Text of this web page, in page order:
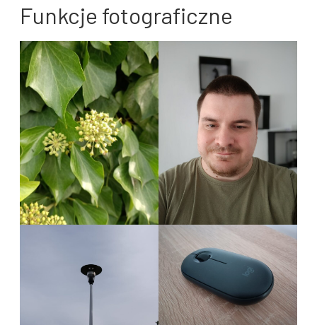
Funkcje fotograficzne